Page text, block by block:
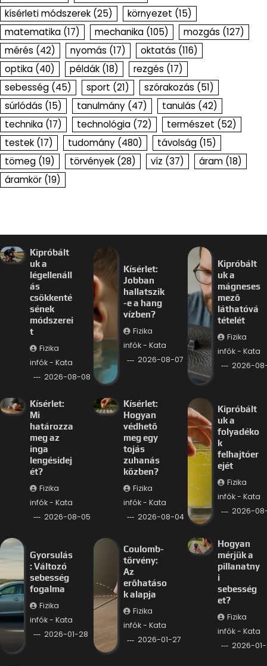
kísérleti módszerek (25) környezet (15)
matematika (17) mechanika (105) mozgás (127)
mérés (42) nyomás (17) oktatás (116)
optika (40) példák (18) rezgés (17)
sebesség (45) sport (21) szórakozás (51)
súrlódás (15) tanulmány (47) tanulás (42)
technika (17) technológia (72) természet (52)
testek (17) tudomány (480) távolság (15)
tömeg (19) törvények (28) víz (37) áram (18)
áramkör (19)
Kipróbált
uk a
légellenáll
ás
csökkenté
sének
módszerei
t
Fizika
infók - Kata
2026-08-08
Kísérlet:
Jobban
hallatszik
-e a hang
vízben?
Fizika
infók - Kata
2026-08-07
Kipróbált
uk a
mágneses
mező
láthatóvá
tételét
Fizika
infók - Kata
2026-
Kísérlet:
Mi
határozza
meg az
inga
lengésidej
ét?
Fizika
infók - Kata
2026-08-05
Kísérlet:
Hogyan
védhető
meg egy
tojás
zuhanás
közben?
Fizika
infók - Kata
2026-08-04
Kipróbált
uk a
folyadéko
k
felhajtóer
ejét
Fizika
infók - Kata
2026-
Gyorsulás
: Változó
sebesség
fogalma
Fizika
infók - Kata
2026-01-28
Coulomb-
törvény:
Az
erőhatáso
k alapja
Fizika
infók - Kata
2026-01-27
Hogyan
mérjük a
pillanatny
i
sebesség
et?
Fizika
infók - Kata
2026-